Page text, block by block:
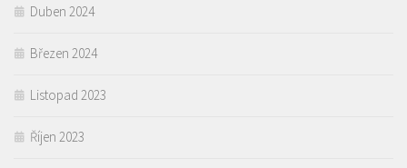
Duben 2024
Březen 2024
Listopad 2023
Říjen 2023